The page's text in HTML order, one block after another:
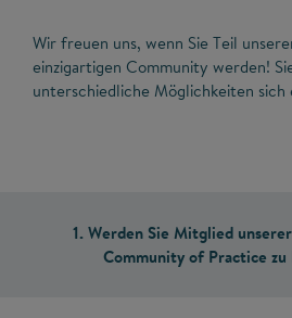
Wir freuen uns, wenn Sie Teil
einzigartigen Community werden!
unterschiedliche Möglichkeiten sich
1. Werden Sie Mitglied
Community of Practice zu